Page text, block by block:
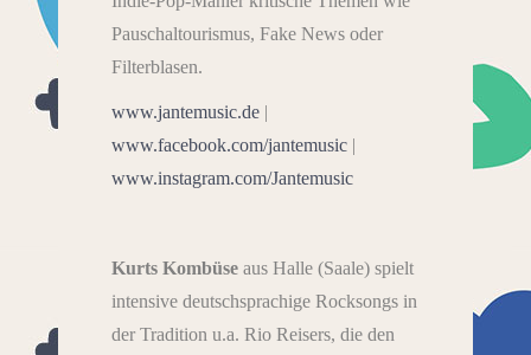
Pauschaltourismus, Fake News oder
Filterblasen.
www.jantemusic.de |
www.facebook.com/jantemusic |
www.instagram.com/Jantemusic
Kurts Kombüse aus Halle (Saale) spielt
intensive deutschsprachige Rocksongs in
der Tradition u.a. Rio Reisers, die den